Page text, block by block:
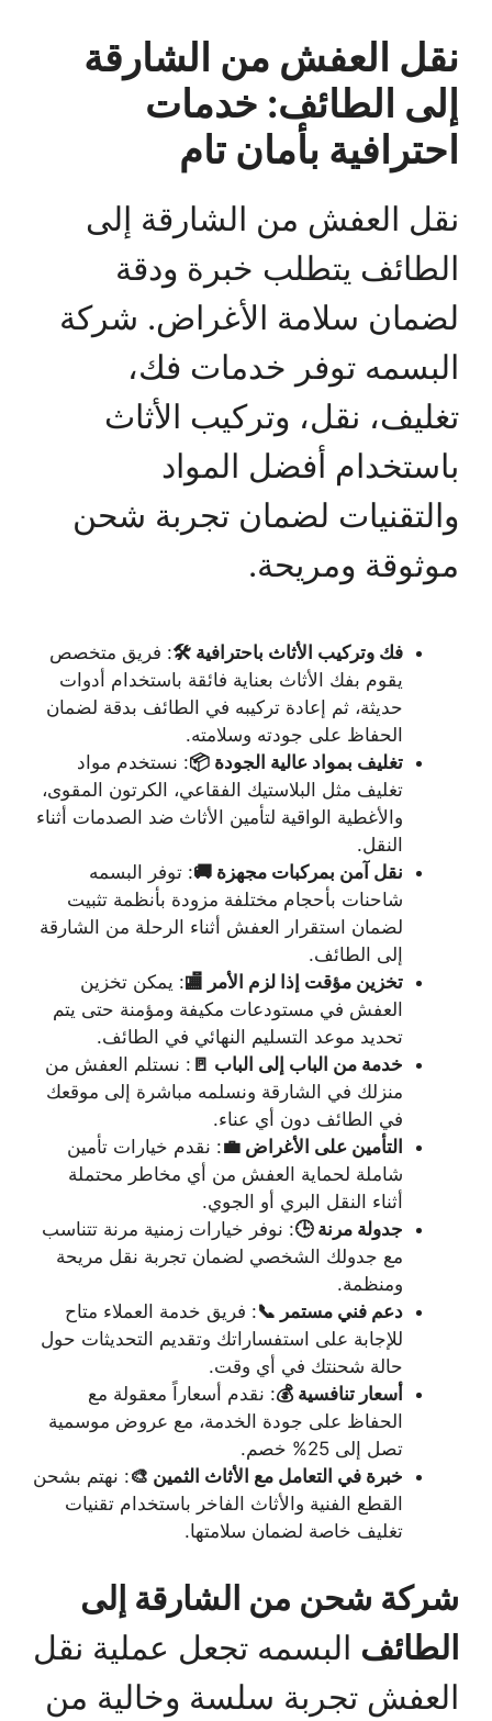
نقل العفش من الشارقة
إلى الطائف: خدمات
احترافية بأمان تام
نقل العفش من الشارقة إلى
الطائف يتطلب خبرة ودقة
لضمان سلامة الأغراض. شركة
البسمه توفر خدمات فك،
تغليف، نقل، وتركيب الأثاث
باستخدام أفضل المواد
والتقنيات لضمان تجربة شحن
موثوقة ومريحة.
فك وتركيب الأثاث باحترافية 🛠️: فريق متخصص
يقوم بفك الأثاث بعناية فائقة باستخدام أدوات
حديثة، ثم إعادة تركيبه في الطائف بدقة لضمان
الحفاظ على جودته وسلامته.
تغليف بمواد عالية الجودة 📦: نستخدم مواد
تغليف مثل البلاستيك الفقاعي، الكرتون المقوى،
والأغطية الواقية لتأمين الأثاث ضد الصدمات أثناء
النقل.
نقل آمن بمركبات مجهزة 🚚: توفر البسمه
شاحنات بأحجام مختلفة مزودة بأنظمة تثبيت
لضمان استقرار العفش أثناء الرحلة من الشارقة
إلى الطائف.
تخزين مؤقت إذا لزم الأمر 🏬: يمكن تخزين
العفش في مستودعات مكيفة ومؤمنة حتى يتم
تحديد موعد التسليم النهائي في الطائف.
خدمة من الباب إلى الباب 🚪 : نستلم العفش من
منزلك في الشارقة ونسلمه مباشرة إلى موقعك
في الطائف دون أي عناء.
التأمين على الأغراض 💼: نقدم خيارات تأمين
شاملة لحماية العفش من أي مخاطر محتملة
أثناء النقل البري أو الجوي.
جدولة مرنة 🕒: نوفر خيارات زمنية مرنة تتناسب
مع جدولك الشخصي لضمان تجربة نقل مريحة
ومنظمة.
دعم فني مستمر 📞: فريق خدمة العملاء متاح
للإجابة على استفساراتك وتقديم التحديثات حول
حالة شحنتك في أي وقت.
أسعار تنافسية 💰: نقدم أسعاراً معقولة مع
الحفاظ على جودة الخدمة، مع عروض موسمية
تصل إلى 25% خصم.
خبرة في التعامل مع الأثاث الثمين 🎨: نهتم بشحن
القطع الفنية والأثاث الفاخر باستخدام تقنيات
تغليف خاصة لضمان سلامتها.
شركة شحن من الشارقة إلى
الطائف البسمه تجعل عملية نقل
العفش تجربة سلسة وخالية من